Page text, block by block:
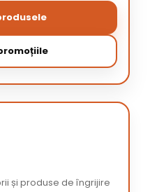
și produse de îngrijire